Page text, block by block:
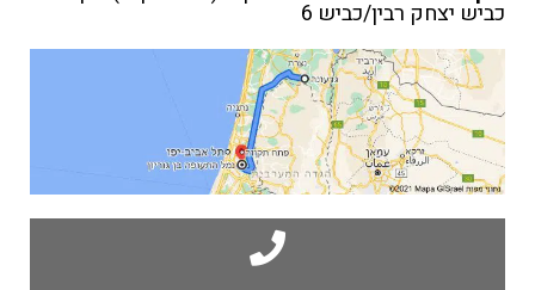
כביש יצחק רבין/כביש 6